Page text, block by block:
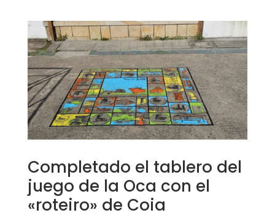
Completado el tablero del
juego de la Oca con el
«roteiro» de Coia